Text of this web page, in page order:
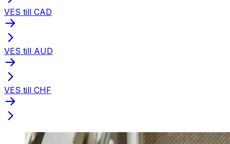
VES till CAD
VES till AUD
VES till CHF